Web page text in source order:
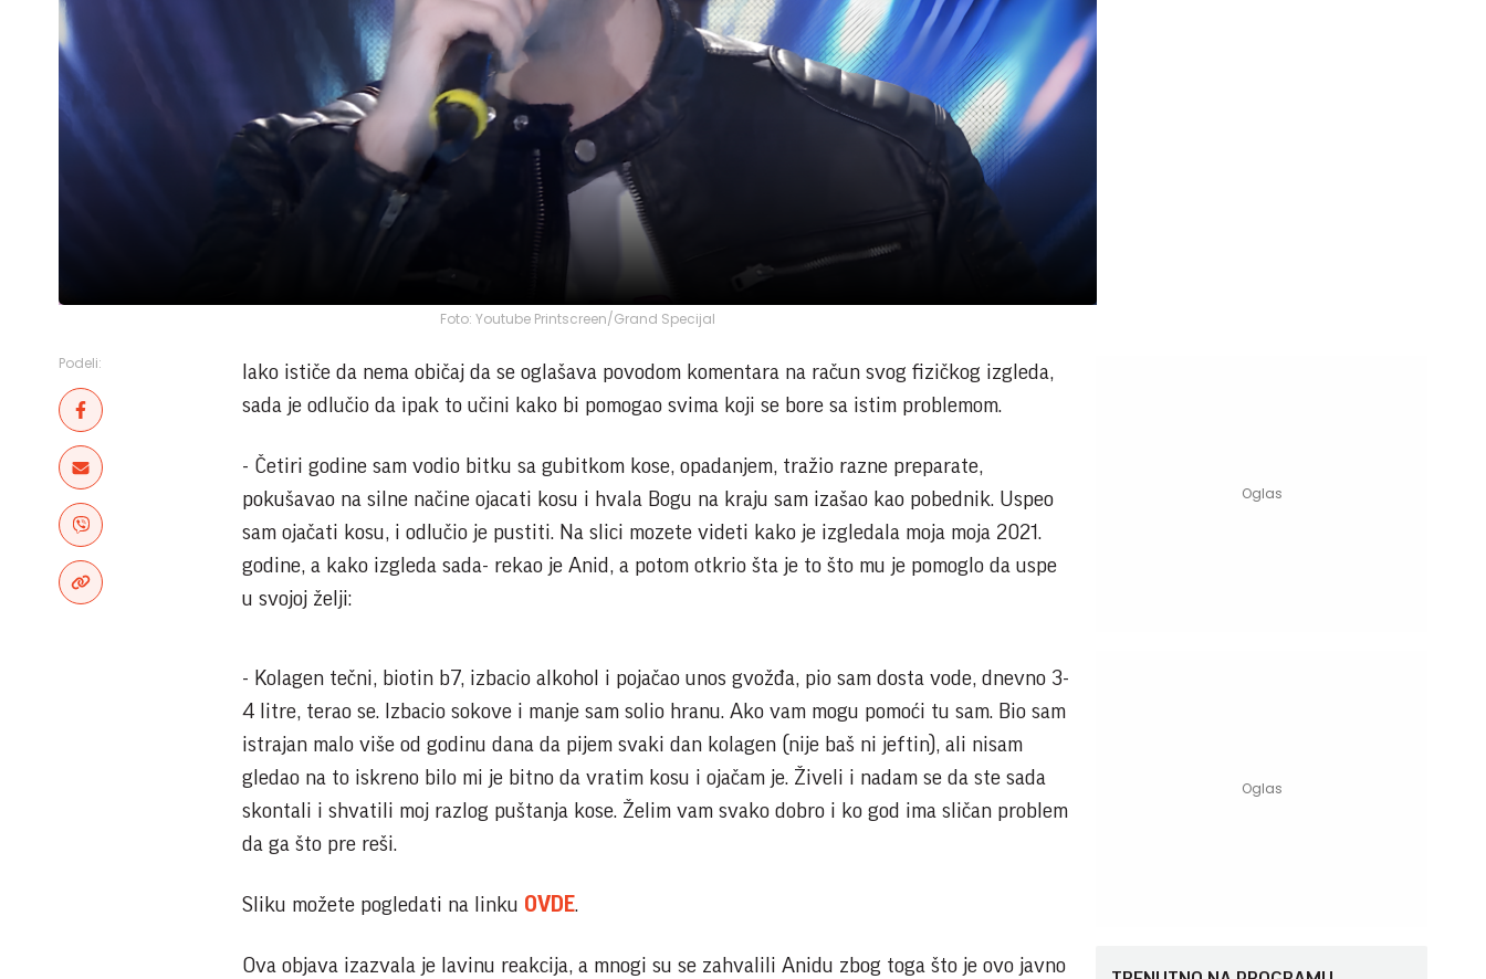
Foto: Youtube Printscreen/Grand Specijal
Podeli:
Iako ističe da nema običaj da se oglašava povodom komentara na račun svog fizičkog izgleda,
sada je odlučio da ipak to učini kako bi pomogao svima koji se bore sa istim problemom.
- Četiri godine sam vodio bitku sa gubitkom kose, opadanjem, tražio razne preparate,
pokušavao na silne načine ojacati kosu i hvala Bogu na kraju sam izašao kao pobednik. Uspeo
sam ojačati kosu, i odlučio je pustiti. Na slici mozete videti kako je izgledala moja moja 2021.
godine, a kako izgleda sada- rekao je Anid, a potom otkrio šta je to što mu je pomoglo da uspe
u svojoj želji:
- Kolagen tečni, biotin b7, izbacio alkohol i pojačao unos gvožđa, pio sam dosta vode, dnevno 3-
4 litre, terao se. Izbacio sokove i manje sam solio hranu. Ako vam mogu pomoći tu sam. Bio sam
istrajan malo više od godinu dana da pijem svaki dan kolagen (nije baš ni jeftin), ali nisam
gledao na to iskreno bilo mi je bitno da vratim kosu i ojačam je. Živeli i nadam se da ste sada
skontali i shvatili moj razlog puštanja kose. Želim vam svako dobro i ko god ima sličan problem
da ga što pre reši.
Sliku možete pogledati na linku OVDE.
Ova objava izazvala je lavinu reakcija, a mnogi su se zahvalili Anidu zbog toga što je ovo javno